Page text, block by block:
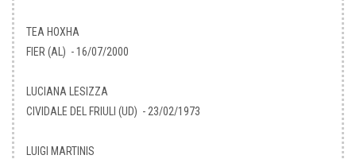
TEA HOXHA
FIER (AL) - 16/07/2000
LUCIANA LESIZZA
CIVIDALE DEL FRIULI (UD) - 23/02/1973
LUIGI MARTINIS